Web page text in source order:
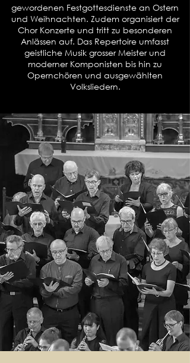
gewordenen Festgottesdienste an Ostern
und Weihnachten. Zudem organisiert der
Chor Konzerte und tritt zu besonderen
Anlässen auf. Das Repertoire umfasst
geistliche Musik grosser Meister und
moderner Komponisten bis hin zu
Opernchören und ausgewählten
Volksliedern.